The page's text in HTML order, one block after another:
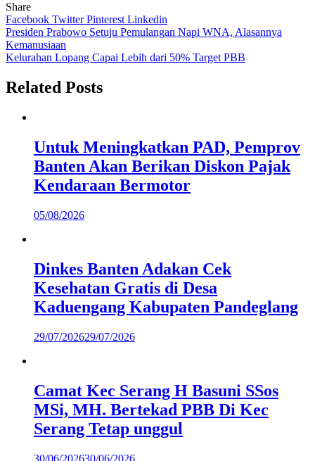
Share
Facebook TwitterPinterest Linkedin
Navigasi
pos
Presiden Prabowo Setuju Pemulangan Napi WNA, Alasannya
Kemanusiaan
Kelurahan Lopang Capai Lebih dari 50% Target PBB
Related Posts
Untuk Meningkatkan PAD, Pemprov
Banten Akan Berikan Diskon Pajak
Kendaraan Bermotor
05/08/2026
Dinkes Banten Adakan Cek
Kesehatan Gratis di Desa
Kaduengang Kabupaten Pandeglang
29/07/202629/07/2026
Camat Kec Serang H Basuni SSos
MSi, MH. Bertekad PBB Di Kec
Serang Tetap unggul
30/06/202630/06/2026